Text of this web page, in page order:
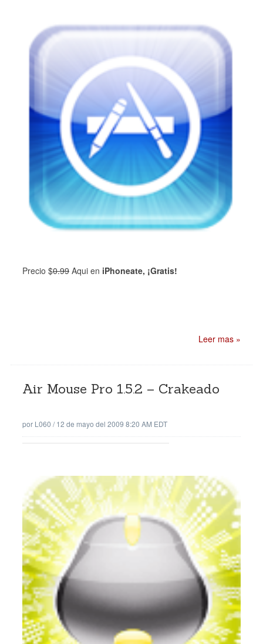
Precio $0.99 Aqui en iPhoneate, ¡Gratis!
Leer mas »
Air Mouse Pro 1.5.2 – Crakeado
por L060 /12 de mayo del 2009 8:20 AM EDT